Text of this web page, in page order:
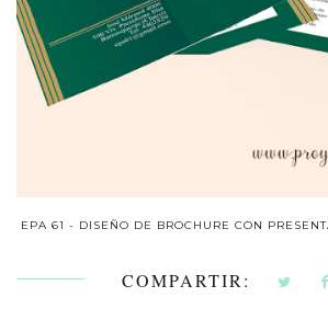
EPA 61 - DISEÑO DE BROCHURE CON
COMPARTIR: